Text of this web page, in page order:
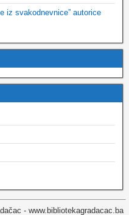
iz svakodnevnice” autorice
- www.bibliotekagradacac.ba